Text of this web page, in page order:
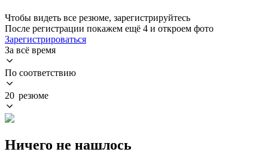
Чтобы видеть все резюме, зарегистрируйтесь
После регистрации покажем ещё 4 и откроем фото
Зарегистрироваться
За всё время
По соответствию
20 резюме
Ничего не нашлось